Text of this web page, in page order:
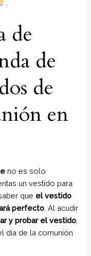
de
de
de
en
no es solo
un vestido para
que el vestido
perfecto . Al acudir
y probar el vestido
día de la comunión